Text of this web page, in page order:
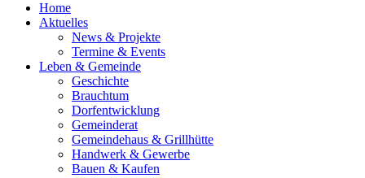
Home
Aktuelles
News & Projekte
Termine & Events
Leben & Gemeinde
Geschichte
Brauchtum
Dorfentwicklung
Gemeinderat
Gemeindehaus & Grillhütte
Handwerk & Gewerbe
Bauen & Kaufen